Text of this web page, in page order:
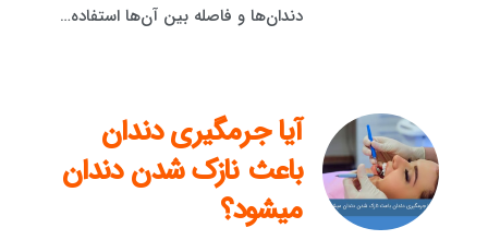
دندان‌ها و فاصله بین آن‌ها استفاده…
آیا جرمگیری دندان
باعث نازک شدن دندان
میشود؟